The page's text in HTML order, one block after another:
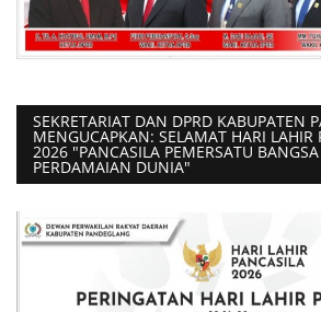
SEKRETARIAT DAN DPRD KABUPATEN
MENGUCAPKAN: SELAMAT HARI LAHIR
2026 "PANCASILA PEMERSATU
PERDAMAIAN DUNIA"